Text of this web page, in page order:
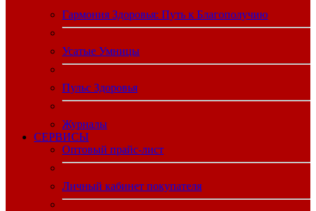
Гармония Здоровья: Путь к Благополучию
Усатые Умницы
Пульс Здоровья
Журналы
CЕРВИСЫ
Оптовый прайс-лист
Личный кабинет покупателя